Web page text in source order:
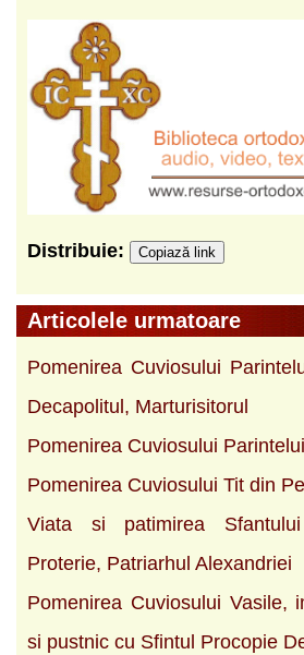
Distribuie: Copiază link
Articolele urmatoare
Pomenirea Cuviosului
Decapolitul, Marturisitorul
Pomenirea Cuviosului
Pomenirea Cuviosului Tit din
Viata si patimirea
Proterie, Patriarhul Alexandriei
Pomenirea Cuviosului Vasile,
si pustnic cu Sfintul Procopie